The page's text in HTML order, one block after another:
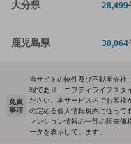
大分県 28,499
鹿児島県 30,064
免責
事項
当サイトの物件及び不動産会社
報であり、ニフティライフスタ
ださい。本サービス内でお客様
の定める個人情報規約に従って
マンション情報の一部の販売価
ータを表示しています。